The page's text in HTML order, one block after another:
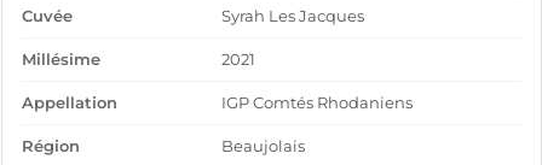
Cuvée Syrah Les Jacques
Millésime 2021
Appellation IGP Comtés Rhodaniens
Région Beaujolais